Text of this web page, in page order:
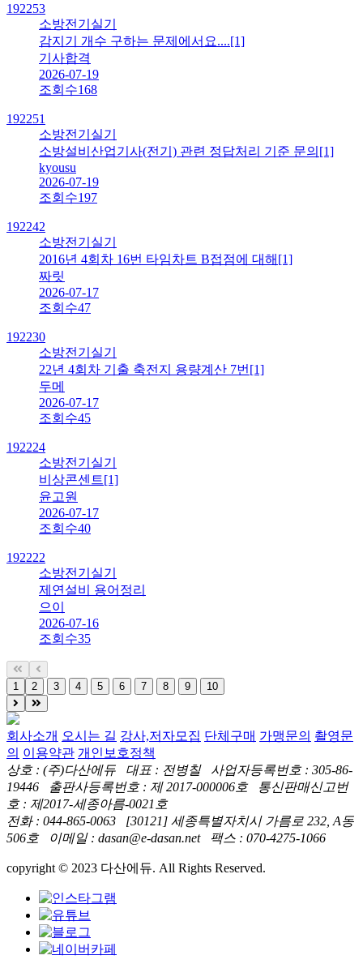
192253
소방전기실기
감지기 개수 구하는 문제에서요....[1]
기사합격
2026-07-19
조회수168
192251
소방전기실기
소방설비산업기사(전기) 관련 정답처리 기준 문의 [1]
kyousu
2026-07-19
조회수197
192242
소방전기실기
2016년 4회차 16번 타임차트 B접점에 대해 [1]
짜릿
2026-07-17
조회수47
192230
소방전기실기
22년 4회차 기출 축전지 용량계산 7번 [1]
두메
2026-07-17
조회수45
192224
소방전기실기
비상콘센트[1]
윤고원
2026-07-17
조회수40
192222
소방전기실기
제연설비 용어정리
으이
2026-07-16
조회수35
1 2 3 4 5 6 7 8 9 10
회사소개 오시는 길 강사,저자모집 단체구매 가맹문의 촬영문
의 이용약관 개인보호정책
상호 : (주)다산에듀 대표 : 전병칠 사업자등록번호 : 305-86-
19446 출판사등록번호 : 제 2017-000006호 통신판매신고번
호 : 제2017-세종아름-0021호
전화 : 044-865-0063 [30121] 세종특별자치시 가름로 232, A동
506호 이메일 : dasan@e-dasan.net 팩스 : 070-4275-1066
copyright © 2023 다산에듀. All Rights Reserved.